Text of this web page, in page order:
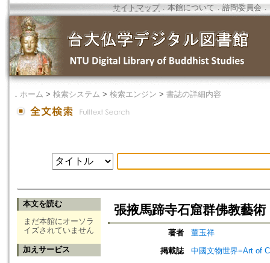
サイトマップ．本館について ． 諮問委員会 ．
． ホーム > 検索システム > 検索エンジン > 書誌の詳細内容
本文を読む
まだ本館にオーソラ
イズされていません
加えサービス
張掖馬蹄寺石窟群佛教藝術
著者
董玉祥
掲載誌
中國文物世界=Art of